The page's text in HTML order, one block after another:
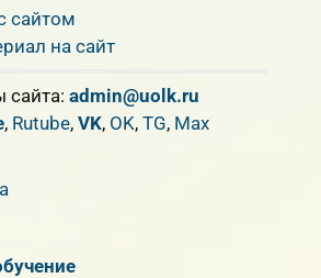
сайтом
на сайт
сайта: admin@uolk.ru
, Rutube, VK, OK, TG, Max